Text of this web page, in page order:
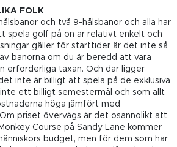
FOLK
och två 9-hålsbanor och alla har
spela golf på ön är relativt enkelt och
gäller för starttider är det inte så
banorna om du är beredd att vara
erforderliga taxan. Och där ligger
inte är billigt att spela på de exklusiva
ett billigt semestermål och som allt
höga jämfört med
priset övervägs är det osannolikt att
Course på Sandy Lane kommer
budget, men för dem som har